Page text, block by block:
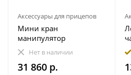
Аксессуары для прицепов
Мини кран
манипулятор
гидравлический прицеп
1000 кг пикап
Нет в наличии
31 860 р.